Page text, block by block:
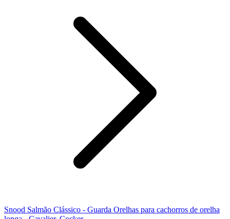
Snood Salmão Clássico - Guarda Orelhas para cachorros de orelha